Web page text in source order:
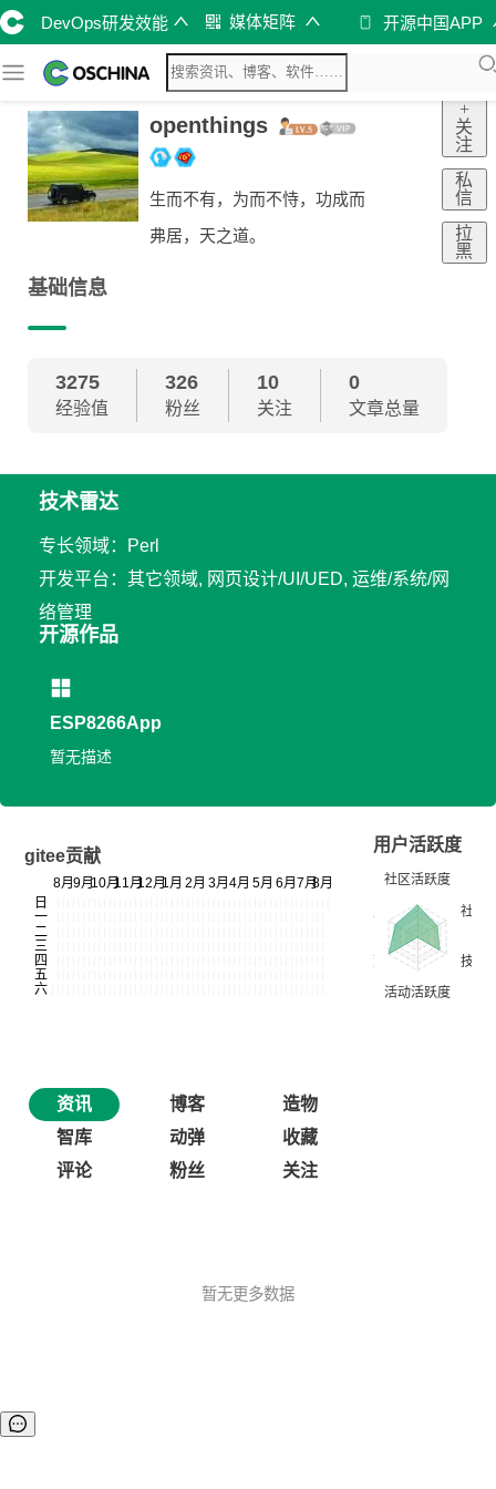
DevOps研发效能 媒体矩阵 开源中国APP
openthings
生而不有，为而不恃，功成而
弗居，天之道。
+
关
注
私
信
拉
黑
基础信息
3275
经验值
326
粉丝
10
关注
0
文章总量
技术雷达
专长领域：Perl
开发平台：其它领域, 网页设计/UI/UED, 运维/系统/网
络管理
开源作品
ESP8266App
暂无描述
gitee贡献
用户活跃度
资讯 博客
造物
智库
动弹
收藏
评论
粉丝 关注
暂无更多数据